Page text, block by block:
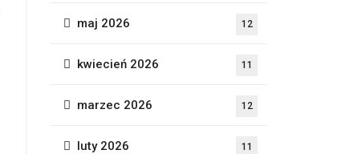
maj 2026 12
kwiecień 2026 11
marzec 2026 12
luty 2026 11